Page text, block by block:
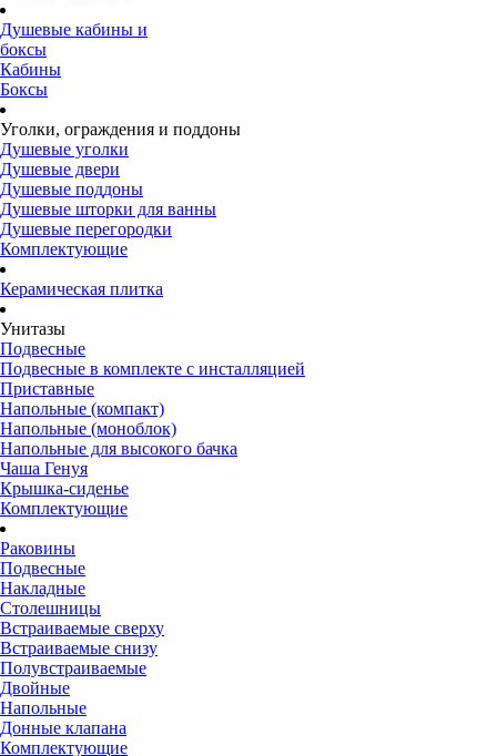
Душевые кабины и
боксы
Кабины
Боксы
Уголки, ограждения и поддоны
Душевые уголки
Душевые двери
Душевые поддоны
Душевые шторки для ванны
Душевые перегородки
Комплектующие
Керамическая плитка
Унитазы
Подвесные
Подвесные в комплекте с инсталляцией
Приставные
Напольные (компакт)
Напольные (моноблок)
Напольные для высокого бачка
Чаша Генуя
Крышка-сиденье
Комплектующие
Раковины
Подвесные
Накладные
Столешницы
Встраиваемые сверху
Встраиваемые снизу
Полувстраиваемые
Двойные
Напольные
Донные клапана
Комплектующие